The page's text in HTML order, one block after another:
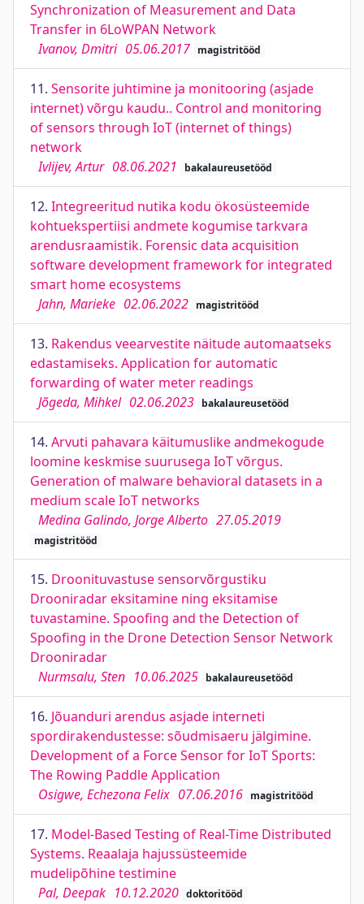
Synchronization of Measurement and Data
Transfer in 6LoWPAN Network
Ivanov, Dmitri 05.06.2017 magistritööd
11. Sensorite juhtimine ja monitooring (asjade
internet) võrgu kaudu.. Control and monitoring
of sensors through IoT (internet of things)
network
Ivlijev, Artur 08.06.2021 bakalaureusetööd
12. Integreeritud nutika kodu ökosüsteemide
kohtuekspertiisi andmete kogumise tarkvara
arendusraamistik. Forensic data acquisition
software development framework for integrated
smart home ecosystems
Jahn, Marieke 02.06.2022 magistritööd
13. Rakendus veearvestite näitude automaatseks
edastamiseks. Application for automatic
forwarding of water meter readings
Jõgeda, Mihkel 02.06.2023 bakalaureusetööd
14. Arvuti pahavara käitumuslike andmekogude
loomine keskmise suurusega IoT võrgus.
Generation of malware behavioral datasets in a
medium scale IoT networks
Medina Galindo, Jorge Alberto 27.05.2019
magistritööd
15. Droonituvastuse sensorvõrgustiku
Drooniradar eksitamine ning eksitamise
tuvastamine. Spoofing and the Detection of
Spoofing in the Drone Detection Sensor Network
Drooniradar
Nurmsalu, Sten 10.06.2025 bakalaureusetööd
16. Jõuanduri arendus asjade interneti
spordirakendustesse: sõudmisaeru jälgimine.
Development of a Force Sensor for IoT Sports:
The Rowing Paddle Application
Osigwe, Echezona Felix 07.06.2016 magistritööd
17. Model-Based Testing of Real-Time Distributed
Systems. Reaalaja hajussüsteemide
mudelipõhine testimine
Pal, Deepak 10.12.2020 doktoritööd